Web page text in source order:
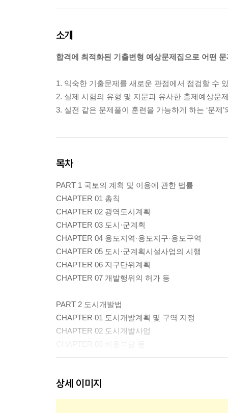
소개
합격에 최적화된 기출변형 예상문제집으로 어떤
1. 익숙한 기출문제를 새로운 관점에서 점검할 수
2. 실제 시험의 유형 및 지문과 유사한 출제예상문
3. 실전 같은 문제풀이 훈련을 가능하게 하는 ‘문제’
목차
PART 1 국토의 계획 및 이용에 관한 법률
CHAPTER 01 총칙
CHAPTER 02 광역도시계획
CHAPTER 03 도시·군계획
CHAPTER 04 용도지역·용도지구·용도구역
CHAPTER 05 도시·군계획시설사업의 시행
CHAPTER 06 지구단위계획
CHAPTER 07 개발행위의 허가 등
PART 2 도시개발법
CHAPTER 01 도시개발계획 및 구역 지정
CHAPTER 02 도시개발사업
CHAPTER 01 총칙
CHAPTER 02 기본계획 수립 및 정비구역 지정
상세 이미지